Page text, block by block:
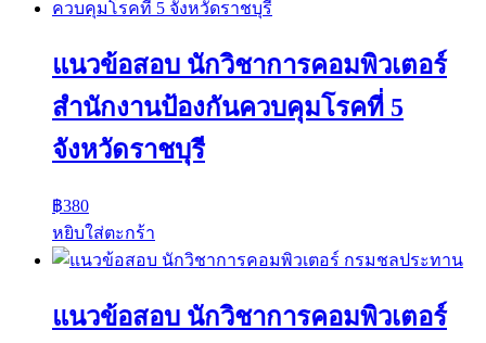
แนวข้อสอบ นักวิชาการคอมพิวเตอร์
สํานักงานป้องกันควบคุมโรคที่ 5
จังหวัดราชบุรี
฿380
หยิบใส่ตะกร้า
แนวข้อสอบ นักวิชาการคอมพิวเตอร์